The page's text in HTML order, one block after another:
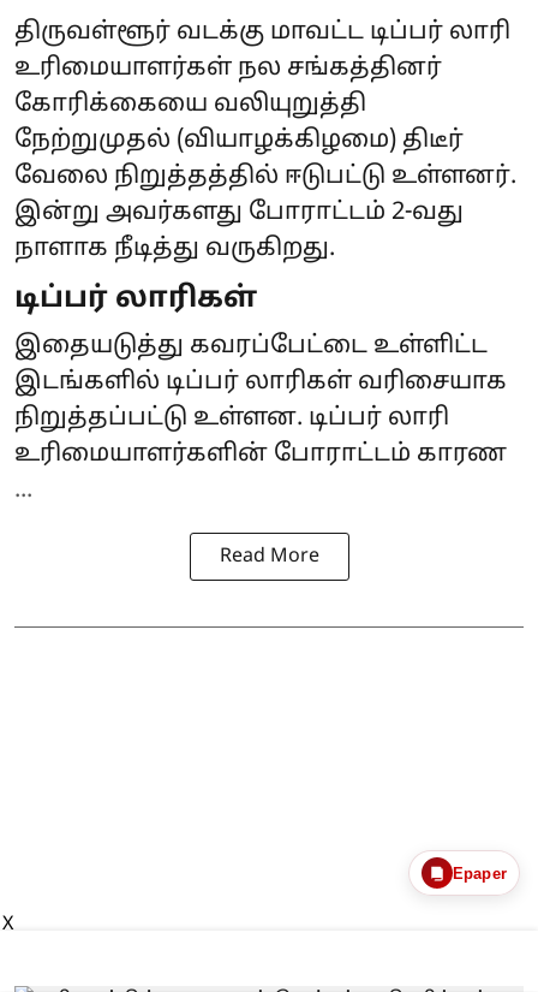
திருவள்ளூர் வடக்கு மாவட்ட டிப்பர் லாரி
உரிமையாளர்கள் நல சங்கத்தினர்
கோரிக்கையை வலியுறுத்தி
நேற்றுமுதல் (வியாழக்கிழமை) திடீர்
வேலை நிறுத்தத்தில் ஈடுபட்டு உள்ளனர்.
இன்று அவர்களது போராட்டம் 2-வது
நாளாக நீடித்து வருகிறது.
டிப்பர் லாரிகள்
இதையடுத்து கவரப்பேட்டை உள்ளிட்ட
இடங்களில் டிப்பர் லாரிகள் வரிசையாக
நிறுத்தப்பட்டு உள்ளன. டிப்பர் லாரி
உரிமையாளர்களின் போராட்டம் காரண
...
Read More
Epaper
X